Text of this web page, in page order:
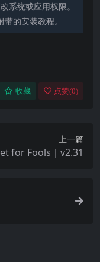
速度、焦距、闪
等。
、阴影/高光调节
系统或应用权限。
的安装教程。
收藏 点赞(0)
上一篇
for Fools｜v2.31